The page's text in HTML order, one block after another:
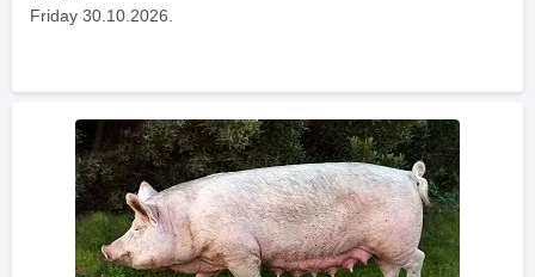
Friday 30.10.2026.